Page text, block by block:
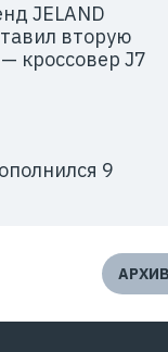
JELAND
вторую
кроссовер J7
9